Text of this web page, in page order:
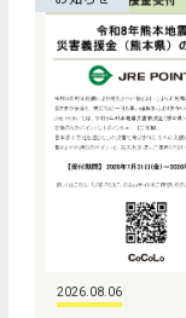
2026.08.06